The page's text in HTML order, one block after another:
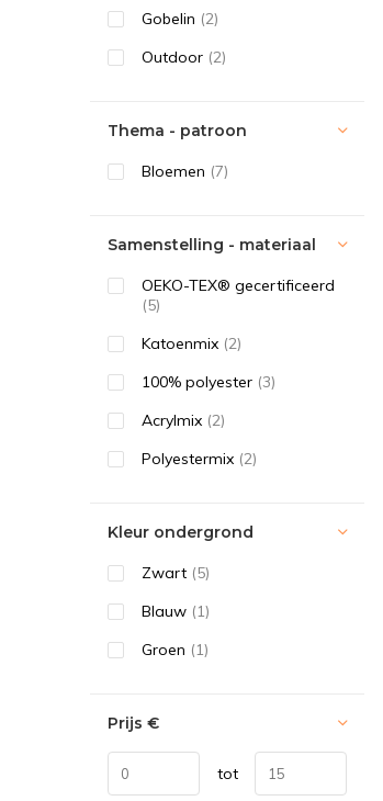
Gobelin (2)
Outdoor (2)
Thema - patroon
Bloemen (7)
Samenstelling - materiaal
OEKO-TEX® gecertificeerd
(5)
Katoenmix (2)
100% polyester (3)
Acrylmix (2)
Polyestermix (2)
Kleur ondergrond
Zwart (5)
Blauw (1)
Groen (1)
Prijs €
tot